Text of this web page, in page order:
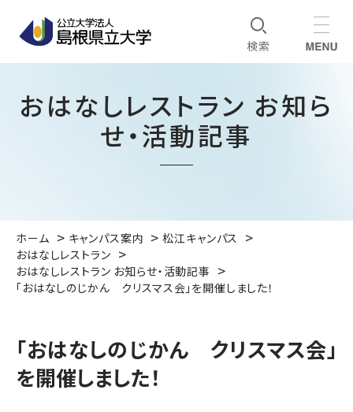
おはなしレストラン お知ら
せ・活動記事
ホーム キャンパス案内
松江キャンパス
おはなしレストラン
おはなしレストラン お知らせ・活動記事
「おはなしのじかん クリスマス会」を開催しました！
「おはなしのじかん クリスマス会」
を開催しました！